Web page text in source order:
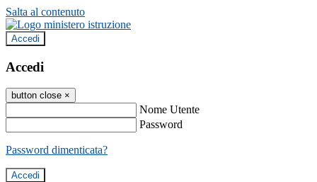
Salta al contenuto
Accedi
Accedi
button close ×
Nome Utente
Password
Password dimenticata?